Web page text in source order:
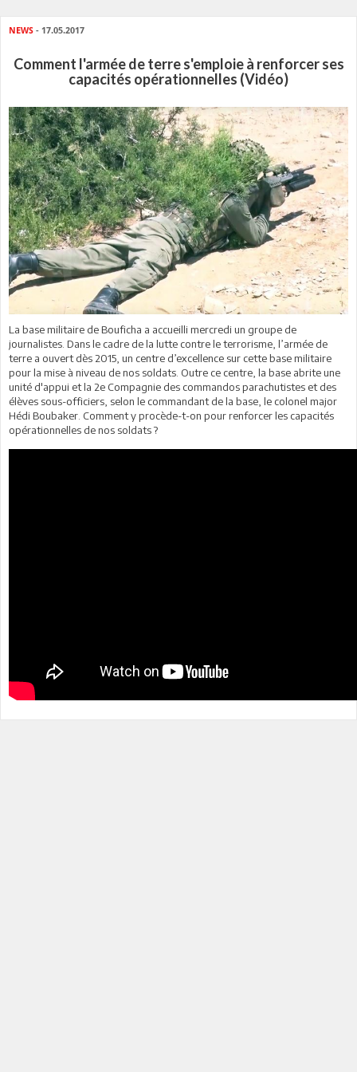
NEWS - 17.05.2017
Comment l'armée de terre s'emploie à renforcer ses
capacités opérationnelles (Vidéo)
La base militaire de Bouficha a accueilli mercredi un groupe de
journalistes. Dans le cadre de la lutte contre le terrorisme, l’armée de
terre a ouvert dès 2015, un centre d’excellence sur cette base militaire
pour la mise à niveau de nos soldats. Outre ce centre, la base abrite une
unité d'appui et la 2e Compagnie des commandos parachutistes et des
élèves sous-officiers, selon le commandant de la base, le colonel major
Hédi Boubaker. Comment y procède-t-on pour renforcer les capacités
opérationnelles de nos soldats ?